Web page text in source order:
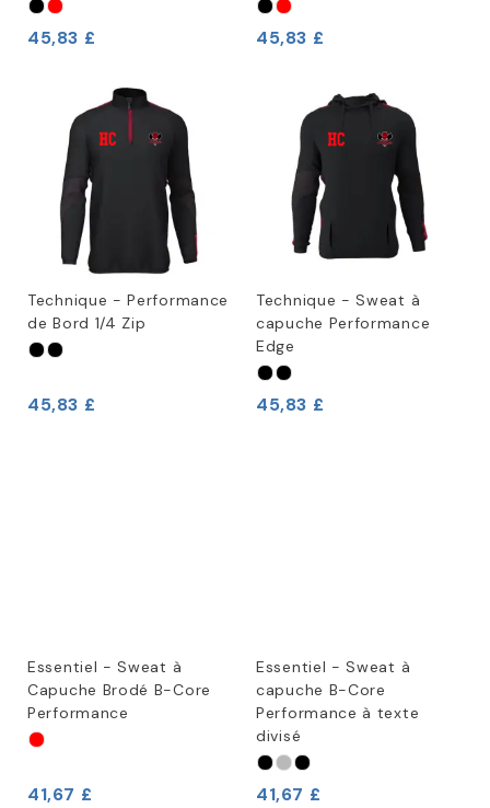
45,83 £ 45,83 £
Technique - Performance
de Bord 1/4 Zip
45,83 £
Technique - Sweat à
capuche Performance
Edge
45,83 £
Essentiel - Sweat à
Capuche Brodé B-Core
Performance
41,67 £
Essentiel - Sweat à
capuche B-Core
Performance à texte
divisé
41,67 £